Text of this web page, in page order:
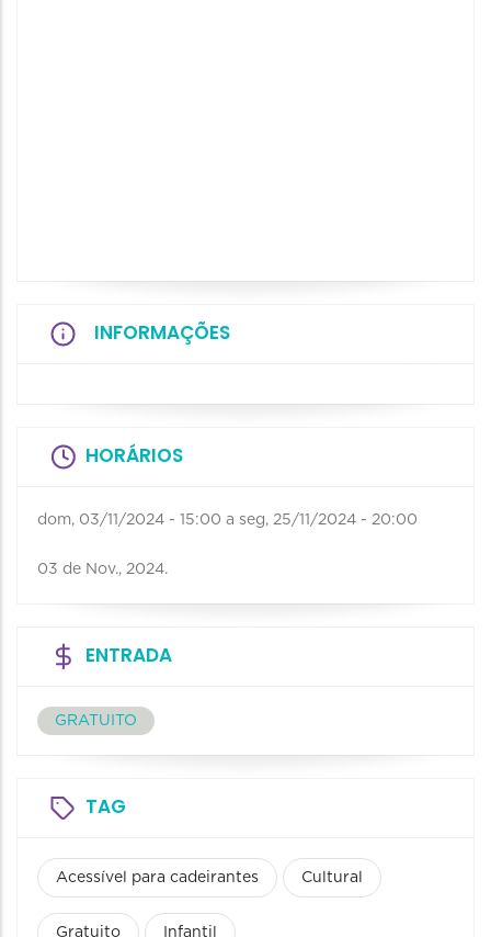
INFORMAÇÕES
HORÁRIOS
dom, 03/11/2024 - 15:00 a seg, 25/11/2024 - 20:00
03 de Nov., 2024.
ENTRADA
GRATUITO
TAG
Acessível para cadeirantes Cultural
Gratuito Infantil